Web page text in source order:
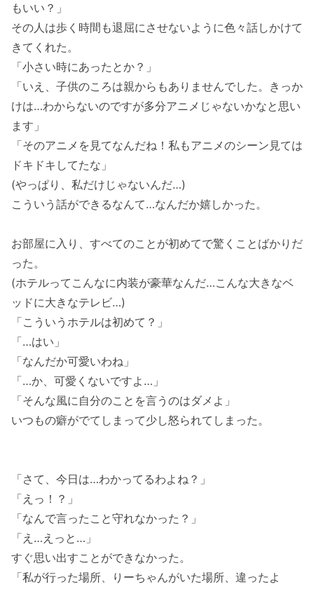
もいい？」
その人は歩く時間も退屈にさせないように色々話しかけて
きてくれた。
「小さい時にあったとか？」
「いえ、子供のころは親からもありませんでした。きっか
けは…わからないのですが多分アニメじゃないかなと思い
ます」
「そのアニメを見てなんだね！私もアニメのシーン見ては
ドキドキしてたな」
(やっぱり、私だけじゃないんだ…)
こういう話ができるなんて…なんだか嬉しかった。
お部屋に入り、すべてのことが初めてで驚くことばかりだ
った。
(ホテルってこんなに内装が豪華なんだ…こんな大きなベ
ッドに大きなテレビ…)
「こういうホテルは初めて？」
「…はい」
「なんだか可愛いわね」
「…か、可愛くないですよ…」
「そんな風に自分のことを言うのはダメよ」
いつもの癖がでてしまって少し怒られてしまった。
「さて、今日は…わかってるわよね？」
「えっ！？」
「なんで言ったこと守れなかった？」
「え…えっと…」
すぐ思い出すことができなかった。
「私が行った場所、りーちゃんがいた場所、違ったよ